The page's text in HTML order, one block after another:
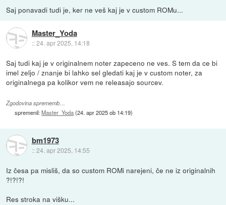
Saj ponavadi tudi je, ker ne veš kaj je v custom ROMu...
Master_Yoda
::24. apr 2025, 14:18
Saj tudi kaj je v originalnem noter zapeceno ne ves. S tem da ce bi
imel zeljo / znanje bi lahko sel gledati kaj je v custom noter, za
originalnega pa kolikor vem ne releasajo sourcev.
Zgodovina sprememb…
spremenil:Master_Yoda(24. apr 2025 ob 14:19)
bm1973
::24. apr 2025, 14:55
Iz česa pa misliš, da so custom ROMi narejeni, če ne iz originalnih
?!?!?!
Res stroka na višku...